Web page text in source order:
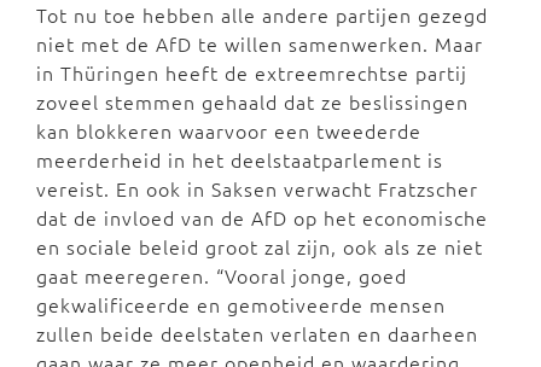
Tot nu toe hebben alle andere partijen gezegd
niet met de AfD te willen samenwerken. Maar
in Thüringen heeft de extreemrechtse partij
zoveel stemmen gehaald dat ze beslissingen
kan blokkeren waarvoor een tweederde
meerderheid in het deelstaatparlement is
vereist. En ook in Saksen verwacht Fratzscher
dat de invloed van de AfD op het economische
en sociale beleid groot zal zijn, ook als ze niet
gaat meeregeren. “Vooral jonge, goed
gekwalificeerde en gemotiveerde mensen
zullen beide deelstaten verlaten en daarheen